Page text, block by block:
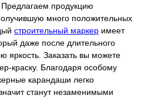
продукцию
много положительных
строительный маркер имеет
даже после длительного
яркость. Заказать вы можете
краску. Благодаря особому
карандаши легко
станут незаменимыми